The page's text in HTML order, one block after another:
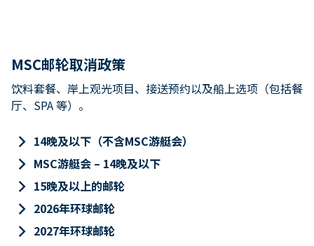
MSC邮轮取消政策
饮料套餐、岸上观光项目、接送预约以及船上选项（包括餐
厅、SPA 等）。
keyboard_arrow_right 14晚及以下（不含MSC游艇会）
keyboard_arrow_right MSC游艇会 – 14晚及以下
keyboard_arrow_right 15晚及以上的邮轮
keyboard_arrow_right 2026年环球邮轮
keyboard_arrow_right 2027年环球邮轮